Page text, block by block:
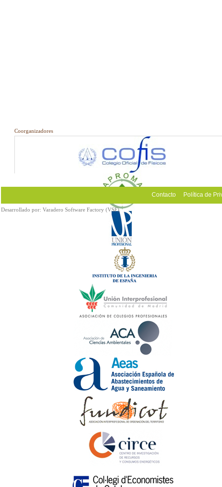
Coorganizadores
Contacto Política de
Desarrollado por: Varadero Software Factory (VSF)